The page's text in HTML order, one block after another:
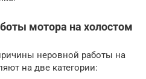
мотора на холостом
неровной работы на
на две категории: